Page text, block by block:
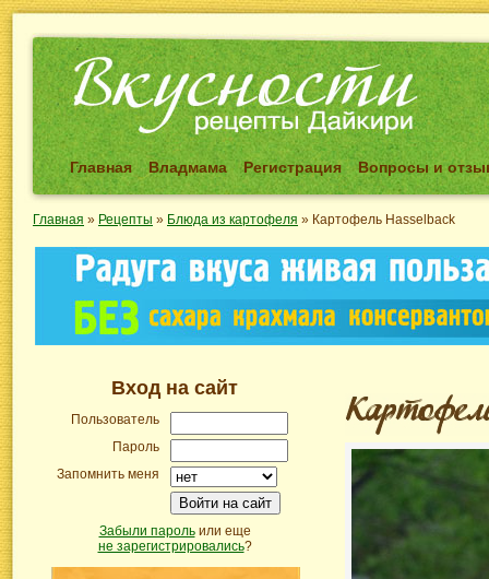
Главная Владмама Регистрация Вопросы и
Главная » Рецепты » Блюда из картофеля » Картофель Hasselback
Вход на сайт
Пользователь
Пароль
Запомнить меня
Войти на сайт
Забыли парольили еще
не зарегистрировались?